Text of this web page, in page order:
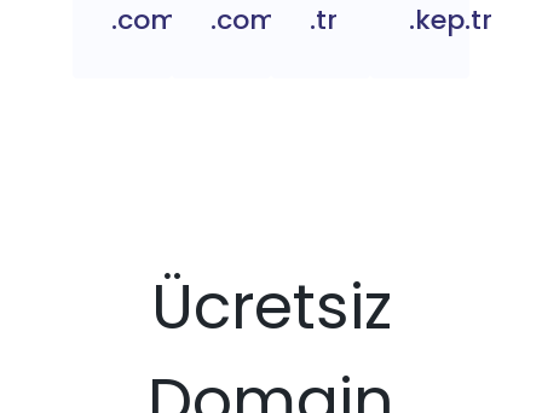
.com.tc .com.tr .tr .kep.tr
Ücretsiz